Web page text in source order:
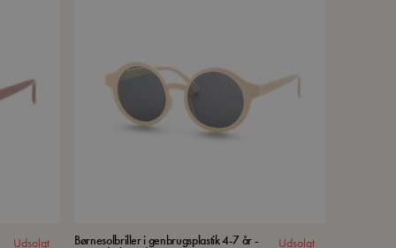
Udsolgt Børnesolbriller i genbrugsplastik 4-7 år - Udsolgt